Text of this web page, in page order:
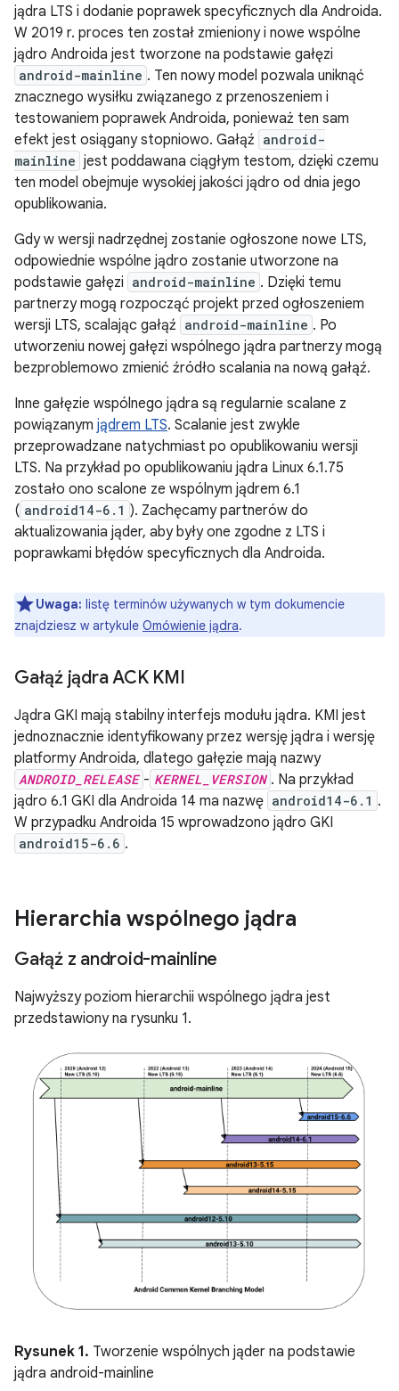
jądra LTS i dodanie poprawek specyficznych dla Androida.
W 2019 r. proces ten został zmieniony i nowe wspólne
jądro Androida jest tworzone na podstawie gałęzi
android-mainline . Ten nowy model pozwala uniknąć
znacznego wysiłku związanego z przenoszeniem i
testowaniem poprawek Androida, ponieważ ten sam
efekt jest osiągany stopniowo. Gałąź android-
mainline jest poddawana ciągłym testom, dzięki czemu
ten model obejmuje wysokiej jakości jądro od dnia jego
opublikowania.
Gdy w wersji nadrzędnej zostanie ogłoszone nowe LTS,
odpowiednie wspólne jądro zostanie utworzone na
podstawie gałęzi android-mainline . Dzięki temu
partnerzy mogą rozpocząć projekt przed ogłoszeniem
wersji LTS, scalając gałąź android-mainline . Po
utworzeniu nowej gałęzi wspólnego jądra partnerzy mogą
bezproblemowo zmienić źródło scalania na nową gałąź.
Inne gałęzie wspólnego jądra są regularnie scalane z
powiązanym jądrem LTS. Scalanie jest zwykle
przeprowadzane natychmiast po opublikowaniu wersji
LTS. Na przykład po opublikowaniu jądra Linux 6.1.75
zostało ono scalone ze wspólnym jądrem 6.1
( android14-6.1 ). Zachęcamy partnerów do
aktualizowania jąder, aby były one zgodne z LTS i
poprawkami błędów specyficznych dla Androida.
Uwaga: listę terminów używanych w tym dokumencie
znajdziesz w artykule Omówienie jądra.
Gałąź jądra ACK KMI
Jądra GKI mają stabilny interfejs modułu jądra. KMI jest
jednoznacznie identyfikowany przez wersję jądra i wersję
platformy Androida, dlatego gałęzie mają nazwy
ANDROID_RELEASE - KERNEL_VERSION . Na przykład
jądro 6.1 GKI dla Androida 14 ma nazwę android14-6.1 .
W przypadku Androida 15 wprowadzono jądro GKI
android15-6.6 .
Hierarchia wspólnego jądra
Gałąź z android-mainline
Najwyższy poziom hierarchii wspólnego jądra jest
przedstawiony na rysunku 1.
Rysunek 1. Tworzenie wspólnych jąder na podstawie
jądra android-mainline